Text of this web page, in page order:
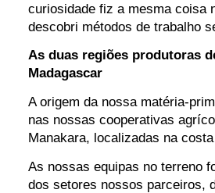
curiosidade fiz a mesma coisa
descobri métodos de trabalho
As duas regiões produtoras
Madagascar
A origem da nossa matéria-
nas nossas cooperativas
Manakara, localizadas na
As nossas equipas no terreno
dos setores nossos parceiros,